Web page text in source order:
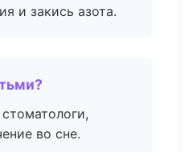
и закись азота.
во сне.